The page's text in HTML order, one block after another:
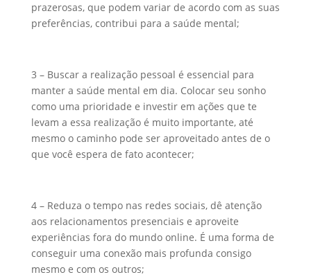
prazerosas, que podem variar de acordo com as suas
preferências, contribui para a saúde mental;
3 – Buscar a realização pessoal é essencial para
manter a saúde mental em dia. Colocar seu sonho
como uma prioridade e investir em ações que te
levam a essa realização é muito importante, até
mesmo o caminho pode ser aproveitado antes de o
que você espera de fato acontecer;
4 – Reduza o tempo nas redes sociais, dê atenção
aos relacionamentos presenciais e aproveite
experiências fora do mundo online. É uma forma de
conseguir uma conexão mais profunda consigo
mesmo e com os outros;